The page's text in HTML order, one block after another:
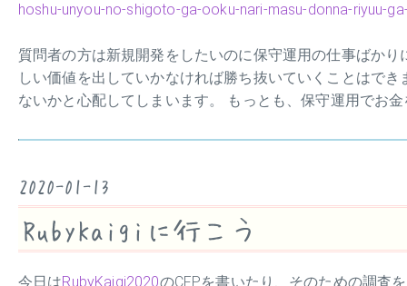
hoshu-unyou-no-shigoto-ga-ooku-nari-masu-donna-riyuu-
質問者の方は新規開発をしたいのに保守運用の仕事ばか
しい価値を出していかなければ勝ち抜いていくことはで
ないかと心配してしまいます。 もっとも、保守運用でお
2020-01-13
RubyKaigiに行こう
今日はRubyKaigi2020のCFPを書いたり、そのための調査